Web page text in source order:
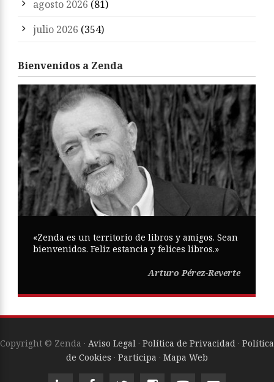
agosto 2026 (81)
julio 2026 (354)
Bienvenidos a Zenda
«Zenda es un territorio de libros y amigos. Sean
bienvenidos. Feliz estancia y felices libros.»
Arturo Pérez-Reverte
Copyright © Zenda · Aviso Legal · Política de Privacidad · Política
de Cookies · Participa · Mapa Web